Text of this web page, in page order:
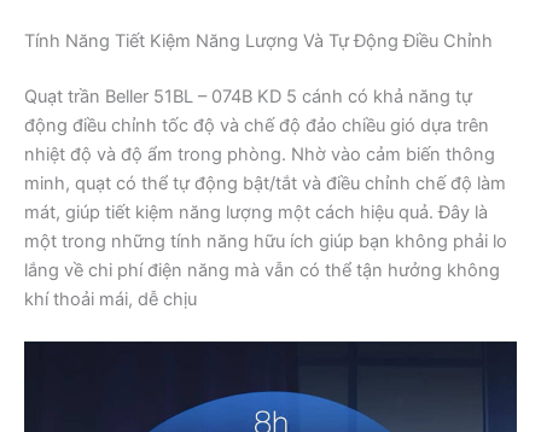
Tính Năng Tiết Kiệm Năng Lượng Và Tự Động Điều Chỉnh
Quạt trần Beller 51BL – 074B KD 5 cánh có khả năng tự
động điều chỉnh tốc độ và chế độ đảo chiều gió dựa trên
nhiệt độ và độ ẩm trong phòng. Nhờ vào cảm biến thông
minh, quạt có thể tự động bật/tắt và điều chỉnh chế độ làm
mát, giúp tiết kiệm năng lượng một cách hiệu quả. Đây là
một trong những tính năng hữu ích giúp bạn không phải lo
lắng về chi phí điện năng mà vẫn có thể tận hưởng không
khí thoải mái, dễ chịu